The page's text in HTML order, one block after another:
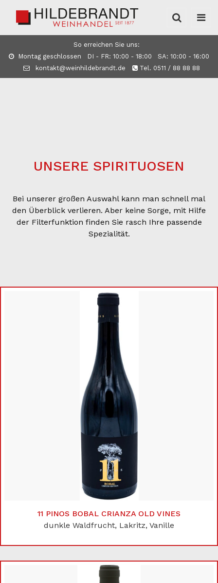
So erreichen Sie uns:
Montag geschlossen DI - FR: 10:00 - 18:00 SA: 10:00 - 16:00
kontakt@weinhildebrandt.de
Tel. 0511 / 88 88 88
UNSERE SPIRITUOSEN
Bei unserer großen Auswahl kann man schnell mal
den Überblick verlieren. Aber keine Sorge, mit Hilfe
der Filterfunktion finden Sie rasch Ihre passende
Spezialität.
11 PINOS BOBAL CRIANZA OLD VINES
dunkle Waldfrucht, Lakritz, Vanille